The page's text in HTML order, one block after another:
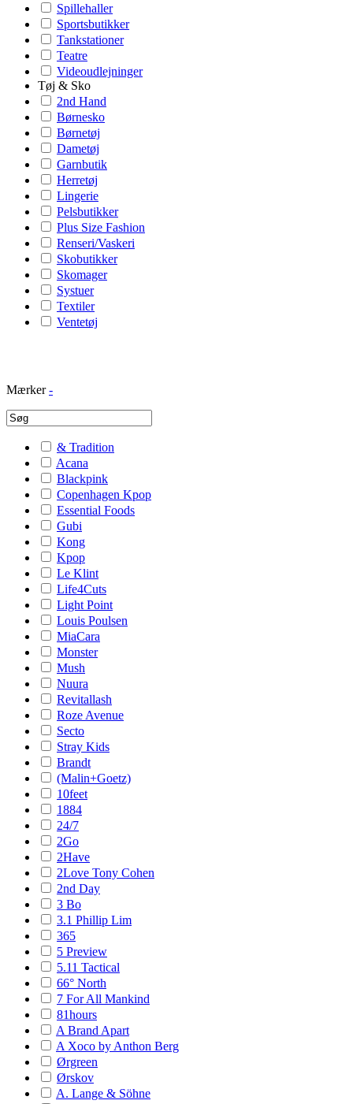
Spillehaller
Sportsbutikker
Tankstationer
Teatre
Videoudlejninger
Tøj & Sko
2nd Hand
Børnesko
Børnetøj
Dametøj
Garnbutik
Herretøj
Lingerie
Pelsbutikker
Plus Size Fashion
Renseri/Vaskeri
Skobutikker
Skomager
Systuer
Textiler
Ventetøj
Mærker -
& Tradition
Acana
Blackpink
Copenhagen Kpop
Essential Foods
Gubi
Kong
Kpop
Le Klint
Life4Cuts
Light Point
Louis Poulsen
MiaCara
Monster
Mush
Nuura
Revitallash
Roze Avenue
Secto
Stray Kids
Brandt
(Malin+Goetz)
10feet
1884
24/7
2Go
2Have
2Love Tony Cohen
2nd Day
3 Bo
3.1 Phillip Lim
365
5 Preview
5.11 Tactical
66° North
7 For All Mankind
81hours
A Brand Apart
A Xoco by Anthon Berg
Ørgreen
Ørskov
A. Lange & Söhne